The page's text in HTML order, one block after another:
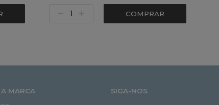
COMPRAR
MARCA
SIGA-NOS